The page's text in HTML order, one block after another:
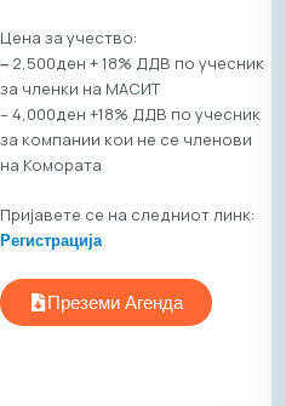
Цена за учество:
– 2,500ден + 18% ДДВ по учесник
за членки на МАСИТ
– 4,000ден +18% ДДВ по учесник
за компании кои не се членови
на Комората
Пријавете се на следниот линк:
Регистрација
Преземи Агенда